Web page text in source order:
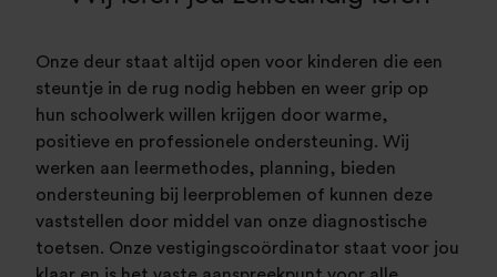
Onze deur staat altijd open voor kinderen die een
steuntje in de rug nodig hebben en weer grip op
hun schoolwerk willen krijgen door warme,
positieve en professionele ondersteuning. Wij
werken aan leermethodes, planning, bieden
ondersteuning bij leerproblemen of kunnen deze
vaststellen door middel van onze diagnostische
toetsen. Onze vestigingscoördinator staat voor jou